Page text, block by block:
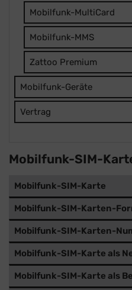
Mobilfunk-MultiCard
Mobilfunk-MMS
Zattoo Premium
Mobilfunk-Geräte
Vertrag
Mobilfunk-SIM-
Mobilfunk-SIM-Karte
Mobilfunk-SIM-Karten-
Mobilfunk-SIM-Karten-
Mobilfunk-SIM-Karte als
Mobilfunk-SIM-Karte als